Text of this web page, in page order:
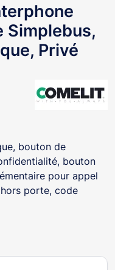
Simplebus,
Privé
bouton de
bouton
pour appel
porte, code